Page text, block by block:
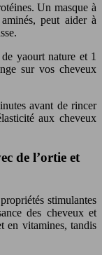
Un masque à
peut aider à
yaourt nature et 1
sur vos cheveux
avant de rincer
aux cheveux
de l’ortie et
stimulantes
des cheveux et
en vitamines, tandis